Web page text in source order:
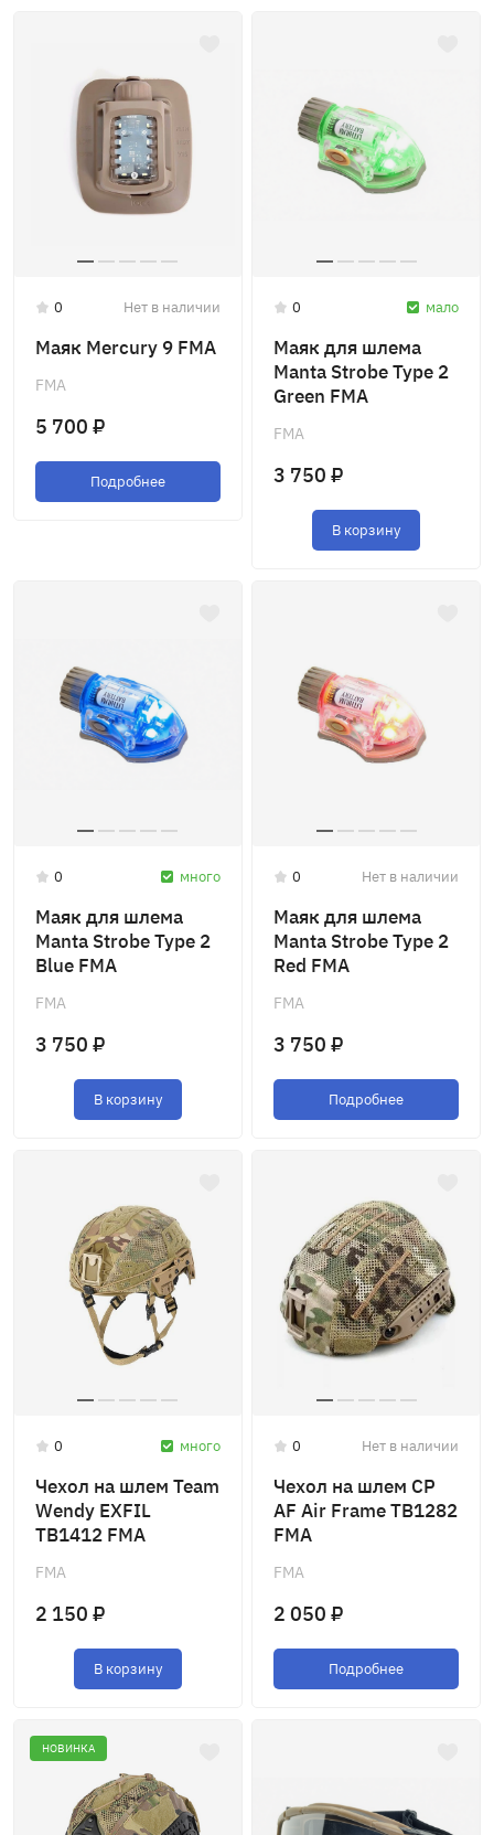
0
Маяк Mercury 9 FMA
FMA
5 700 ₽
Подробнее
Нет в наличии 0
Маяк для шлема
Manta Strobe Type 2
Green FMA
FMA
3 750 ₽
В корзину
мало
0
Маяк для шлема
Manta Strobe Type 2
Blue FMA
FMA
3 750 ₽
В корзину
много 0
Маяк для шлема
Manta Strobe Type 2
Red FMA
FMA
3 750 ₽
Подробнее
Нет в наличии
0
Чехол на шлем Team
Wendy EXFIL
TB1412 FMA
FMA
2 150 ₽
В корзину
много 0
Чехол на шлем CP
AF Air Frame TB1282
FMA
FMA
2 050 ₽
Подробнее
Нет в наличии
НОВИНКА